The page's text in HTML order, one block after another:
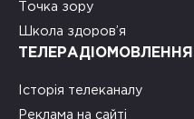
Точка зору
Школа здоров’я
ТЕЛЕРАДІОМОВЛЕННЯ
Історія телеканалу
Реклама на сайті